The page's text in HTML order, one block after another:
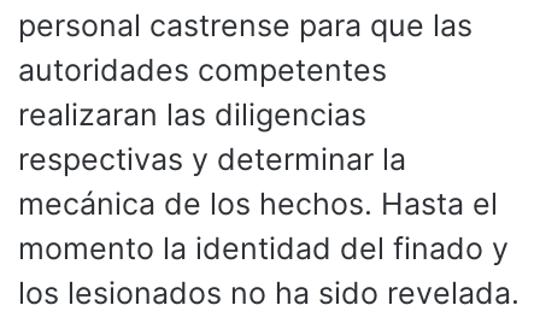
personal castrense para que las
autoridades competentes
realizaran las diligencias
respectivas y determinar la
mecánica de los hechos. Hasta el
momento la identidad del finado y
los lesionados no ha sido revelada.